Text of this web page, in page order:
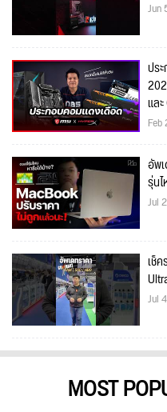
Jun
ปร
แล
อัพ
รุ่น
Jul
เช็
Jul
MOST